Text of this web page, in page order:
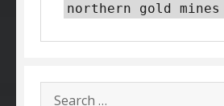
northern gold mines
Search